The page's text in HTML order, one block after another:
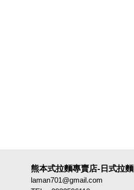
熊本式拉麵專賣店-日式拉麵
laman701@gmail.com